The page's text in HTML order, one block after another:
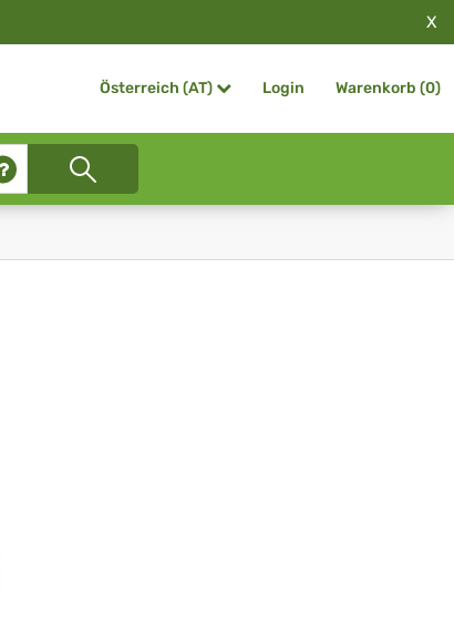
X
Österreich (AT) Login Warenkorb (0)